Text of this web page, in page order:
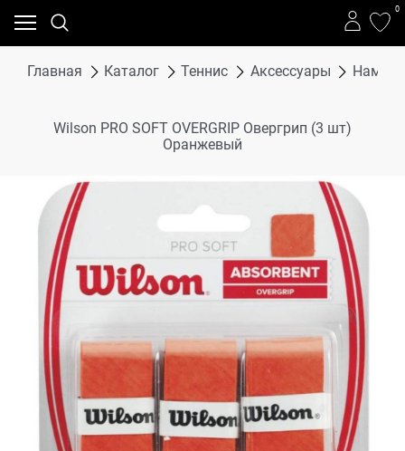
0
Главная Каталог Теннис Аксессуары
Wilson PRO SOFT OVERGRIP Овергрип (3 шт)
Оранжевый